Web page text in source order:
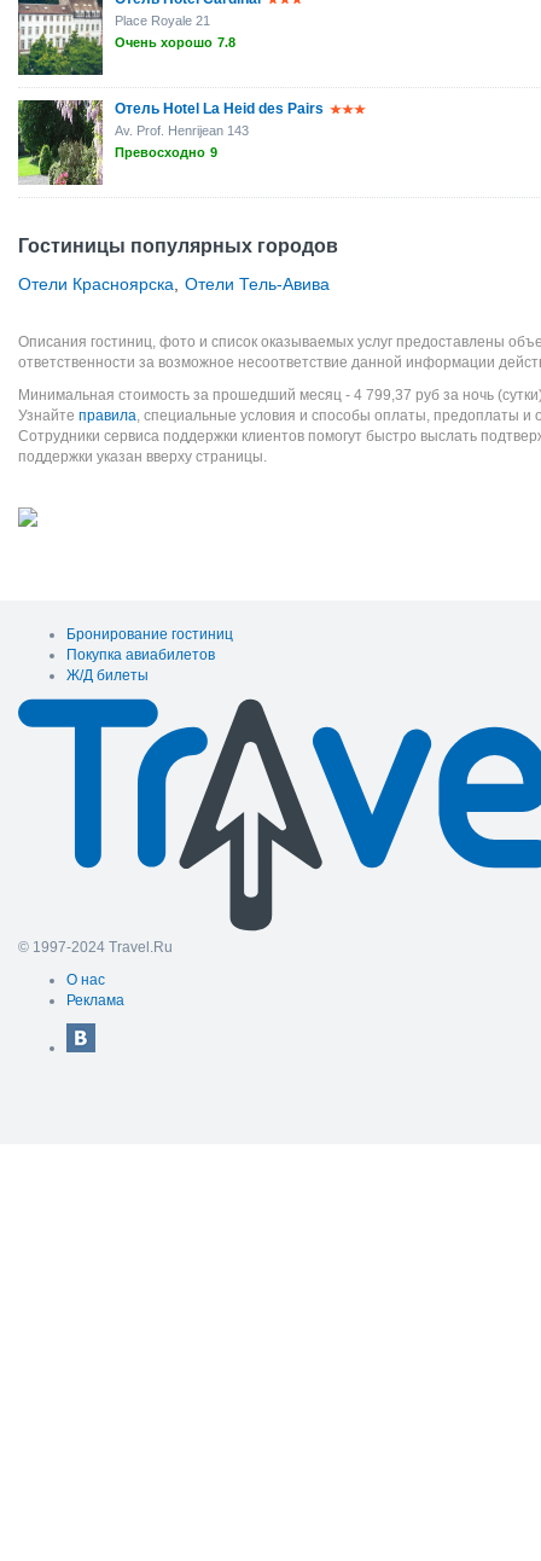
Place Royale 21
Очень хорошо 7.8
Отель Hotel La Heid des Pairs
Av. Prof. Henrijean 143
Превосходно 9
Гостиницы популярных городов
Отели Красноярска Отели Тель-Авива
Описания гостиниц, фото и список оказываемых услуг предоставлены
ответственности за возможное несоответствие данной информации
Минимальная стоимость за прошедший месяц - 4 799,37 руб за ночь
Узнайте правила, специальные условия и способы оплаты, предоплаты и
Сотрудники сервиса поддержки клиентов помогут быстро выслать
поддержки указан вверху страницы.
Бронирование гостиниц
Покупка авиабилетов
Ж/Д билеты
© 1997-2024 Travel.Ru
О нас
Реклама